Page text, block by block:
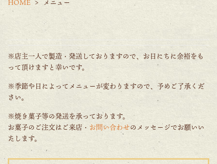
HOME メニュー
※店主一人で製造・発送しておりますので、お日にちに余裕をも
って頂けますと幸いです。
※季節や日によってメニューが変わりますので、予めご了承くだ
さい。
※焼き菓子等の発送を承っております。
お菓子のご注文はご来店・ お問い合わせのメッセージでお願いい
たします。